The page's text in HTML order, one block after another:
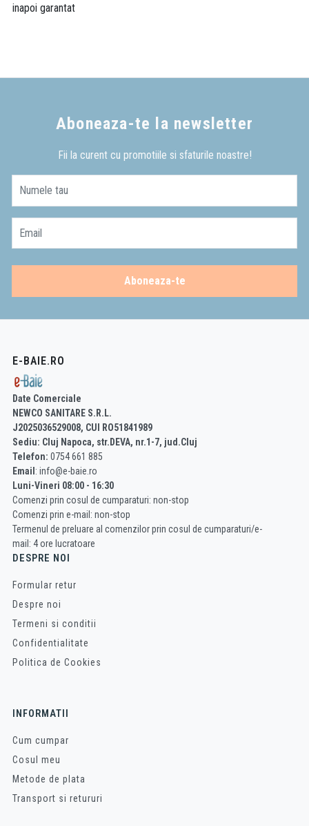
inapoi garantat
Aboneaza-te la newsletter
Fii la curent cu promotiile si sfaturile noastre!
Numele tau
Email
Aboneaza-te
E-BAIE.RO
Date Comerciale
NEWCO SANITARE S.R.L.
J2025036529008, CUI RO51841989
Sediu: Cluj Napoca, str.DEVA, nr.1-7, jud.Cluj
Telefon: 0754 661 885
Email : info@e-baie.ro
Luni-Vineri 08:00 - 16:30
Comenzi prin cosul de cumparaturi: non-stop
Comenzi prin e-mail: non-stop
Termenul de preluare al comenzilor prin cosul de cumparaturi/e-
mail: 4 ore lucratoare
DESPRE NOI
Formular retur
Despre noi
Termeni si conditii
Confidentialitate
Politica de Cookies
INFORMATII
Cum cumpar
Cosul meu
Metode de plata
Transport si retururi